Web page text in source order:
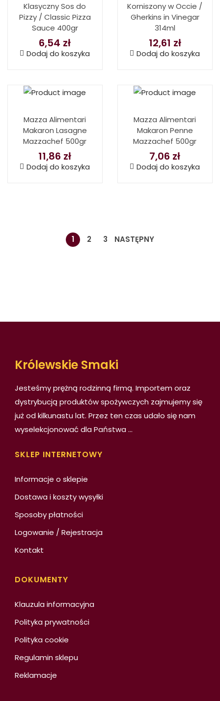
Klasyczny Sos do
Pizzy / Classic Pizza
Sauce 400gr
6,54 zł
Dodaj do koszyka
Korniszony w Occie /
Gherkins in Vinegar
314ml
12,61 zł
Dodaj do koszyka
Mazza Alimentari
Makaron Lasagne
Mazzachef 500gr
11,86 zł
Dodaj do koszyka
Mazza Alimentari
Makaron Penne
Mazzachef 500gr
7,06 zł
Dodaj do koszyka
1 2 3 NASTĘPNY
Królewskie Smaki
Jesteśmy prężną rodzinną firmą. Importem oraz
dystrybucją produktów spożywczych zajmujemy się
już od kilkunastu lat. Przez ten czas udało się nam
wyselekcjonować dla Państwa ...
SKLEP INTERNETOWY
Informacje o sklepie
Dostawa i koszty wysyłki
Sposoby płatności
Logowanie / Rejestracja
Kontakt
DOKUMENTY
Klauzula informacyjna
Polityka prywatności
Polityka cookie
Regulamin sklepu
Reklamacje